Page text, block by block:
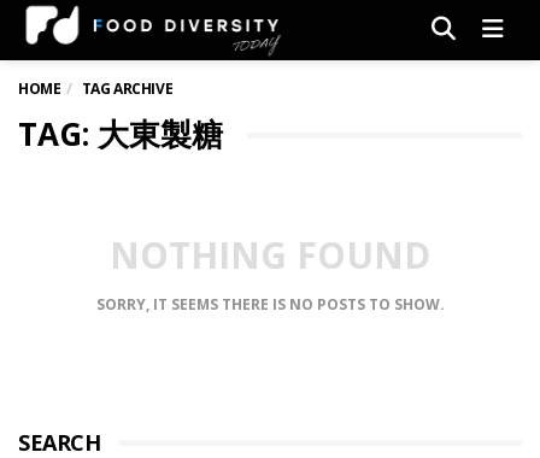
HOME TAG ARCHIVE
TAG: 大東製糖
NOTHING FOUND
SORRY, IT SEEMS THERE IS NO POSTS TO SHOW.
SEARCH